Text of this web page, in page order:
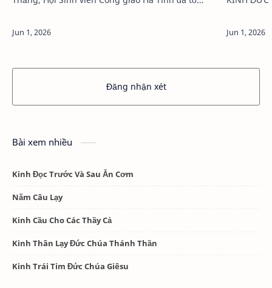
…
kinh,…
Đăng nhận xét
Bài xem nhiều
Kinh Đọc Trước Và Sau Ăn Cơm
Năm Câu Lạy
Kinh Cầu Cho Các Thầy Cả
Kinh Thân Lạy Đức Chúa Thánh Thần
Kinh Trái Tim Đức Chúa Giêsu